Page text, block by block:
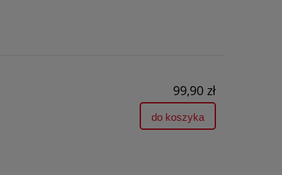
99,90 zł
do koszyka